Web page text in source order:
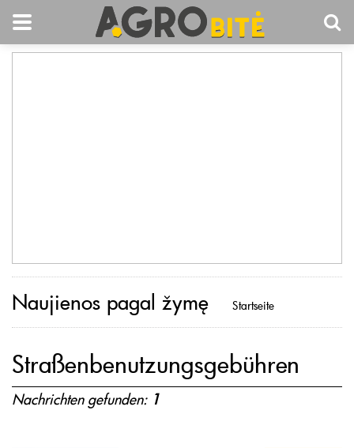
Naujienos pagal žymę Startseite
Straßenbenutzungsgebühren
Nachrichten gefunden: 1